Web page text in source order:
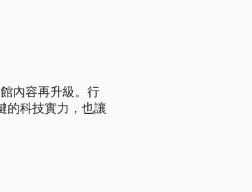
內容再升級。行
的科技實力，也讓